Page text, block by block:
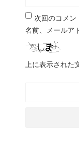
次回のコメ
名前、メールア
上に表示された